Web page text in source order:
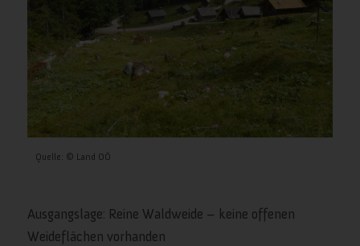
Quelle: © Land OÖ
Ausgangslage: Reine Waldweide – keine offenen
Weideflächen vorhanden